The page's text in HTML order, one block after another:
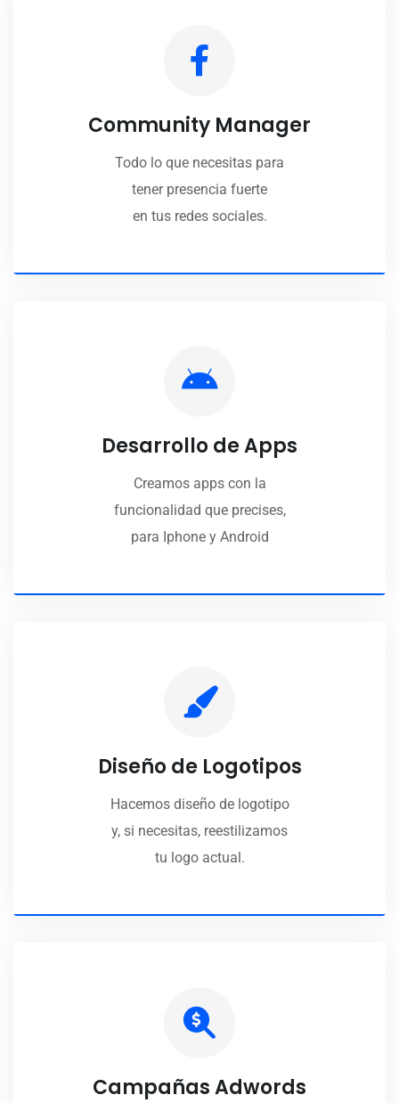
Community Manager
Todo lo que necesitas para
tener presencia fuerte
en tus redes sociales.
Desarrollo de Apps
Creamos apps con la
funcionalidad que precises,
para Iphone y Android
Diseño de Logotipos
Hacemos diseño de logotipo
y, si necesitas, reestilizamos
tu logo actual.
Campañas Adwords